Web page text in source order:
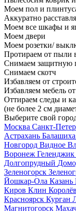
Моем пол и
Аккуратно
Моем все шкафы и
Моем двери
Моем розетки/
Протираем от пыли
Снимаем защитную
Снимаем скотч
Избавляем от
Избавляем мебель
Оттираем следы и
(не более 2 см
Выберите свой
Москва Санкт-
Астрахань Балашиха
Новгород Видное
Воронеж Геленджик
Долгопрудный
Зеленогорск
Йошкар-Ола Казань
Киров Клин Королёв
Красноярск Курган
Магнитогорск